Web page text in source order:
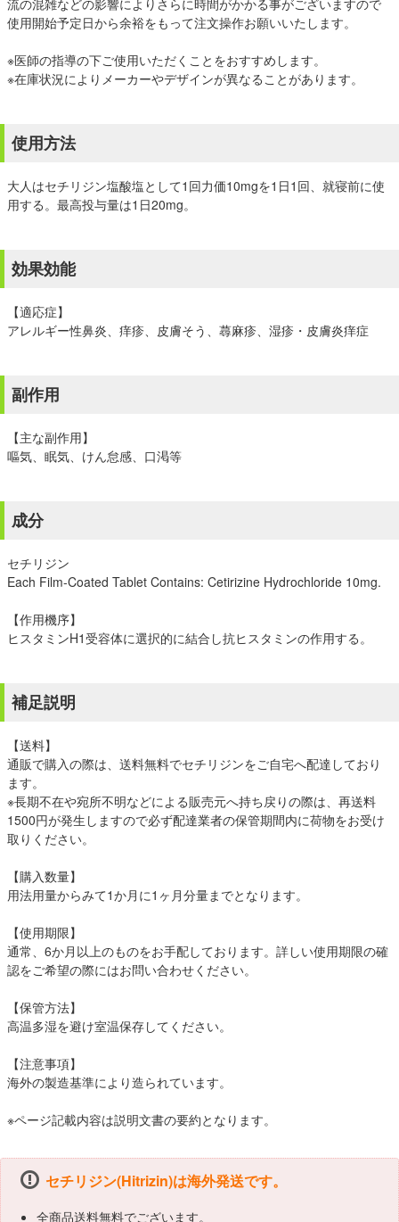
流の混雑などの影響によりさらに時間がかかる事がございますので
使用開始予定日から余裕をもって注文操作お願いいたします。
※医師の指導の下ご使用いただくことをおすすめします。
※在庫状況によりメーカーやデザインが異なることがあります。
使用方法
大人はセチリジン塩酸塩として1回力価10mgを1日1回、就寝前に使
用する。最高投与量は1日20mg。
効果効能
【適応症】
アレルギー性鼻炎、痒疹、皮膚そう、蕁麻疹、湿疹・皮膚炎痒症
副作用
【主な副作用】
嘔気、眠気、けん怠感、口渇等
成分
セチリジン
Each Film-Coated Tablet Contains: Cetirizine Hydrochloride 10mg.
【作用機序】
ヒスタミンH1受容体に選択的に結合し抗ヒスタミンの作用する。
補足説明
【送料】
通販で購入の際は、送料無料でセチリジンをご自宅へ配達しており
ます。
※長期不在や宛所不明などによる販売元へ持ち戻りの際は、再送料
1500円が発生しますので必ず配達業者の保管期間内に荷物をお受け
取りください。
【購入数量】
用法用量からみて1か月に1ヶ月分量までとなります。
【使用期限】
通常、6か月以上のものをお手配しております。詳しい使用期限の確
認をご希望の際にはお問い合わせください。
【保管方法】
高温多湿を避け室温保存してください。
【注意事項】
海外の製造基準により造られています。
※ページ記載内容は説明文書の要約となります。
セチリジン(Hitrizin)は海外発送です。
全商品送料無料でございます。